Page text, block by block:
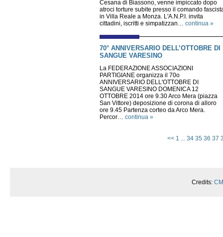
Cesana di Biassono, venne impiccato dopo
atroci torture subite presso il comando
in Villa Reale a Monza. L'A.N.P.I. invita
cittadini, iscritti e simpatizzan… continua »
70° ANNIVERSARIO DELL’OTTOBRE DI
SANGUE VARESINO
La FEDERAZIONE ASSOCIAZIONI
PARTIGIANE organizza il 70o
ANNIVERSARIO DELL'OTTOBRE DI
SANGUE VARESINO DOMENICA 12
OTTOBRE 2014 ore 9.30 Arco Mera (piazza
San Vittore) deposizione di corona di alloro
ore 9.45 Partenza corteo da Arco Mera.
Percor… continua »
<< 1 ... 34 35 36 37
Credits: